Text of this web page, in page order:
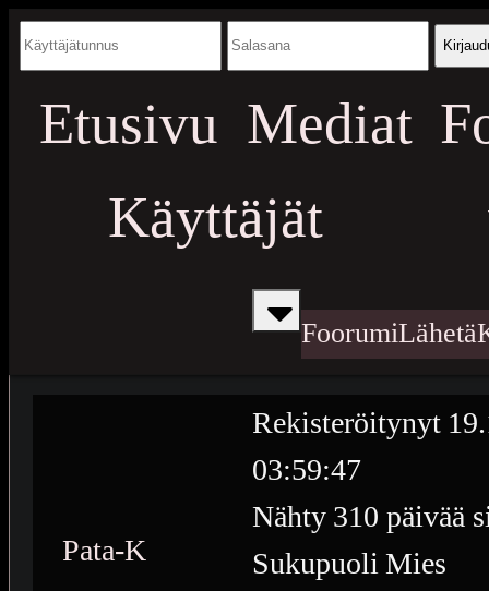
Etusivu Mediat
Käyttäjät
FoorumiLähetä
Pata-K
Rekisteröitynyt
03:59:47
Nähty 310 päivää
Sukupuoli Mies